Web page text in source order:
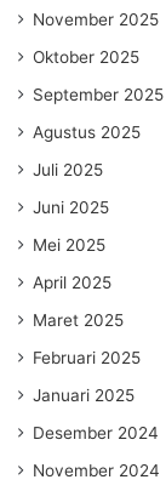
November 2025
Oktober 2025
September 2025
Agustus 2025
Juli 2025
Juni 2025
Mei 2025
April 2025
Maret 2025
Februari 2025
Januari 2025
Desember 2024
November 2024